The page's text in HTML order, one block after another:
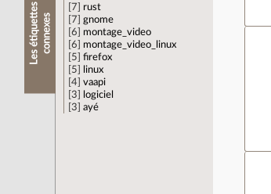
L
e
s
é
t
i
q
u
e
tt
e
s
c
o
n
n
e
x
es
7
rust
7
gnome
6
montage_video
6
montage_video_linux
5
firefox
5
linux
4
vaapi
3
logiciel
3
ayé